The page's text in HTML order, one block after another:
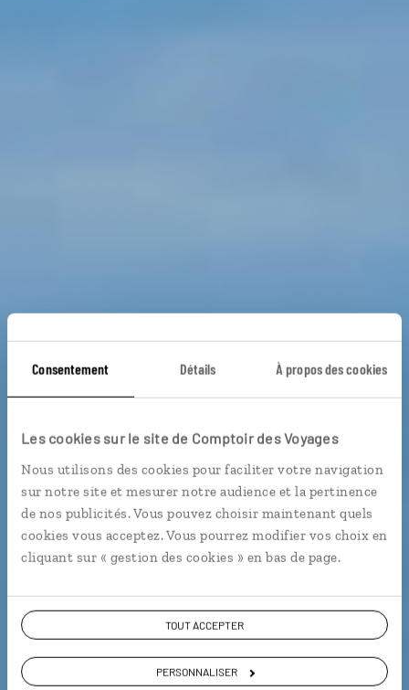
Consentement Détails À propos des cookies
Les cookies sur le site de Comptoir des Voyages
Nous utilisons des cookies pour faciliter votre navigation
sur notre site et mesurer notre audience et la pertinence
de nos publicités. Vous pouvez choisir maintenant quels
cookies vous acceptez. Vous pourrez modifier vos choix en
cliquant sur « gestion des cookies » en bas de page.
TOUT ACCEPTER
PERSONNALISER
Sur les îles kanak
Circuit dans les îles néocalédoniennes : Grande Terre,
Maré et Ouvéa.
Calédonie
VOIR LA GALERIE PHOTOS